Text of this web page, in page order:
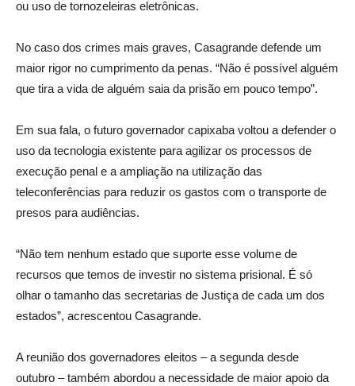
ou uso de tornozeleiras eletrônicas.
No caso dos crimes mais graves, Casagrande defende um
maior rigor no cumprimento da penas. “Não é possível alguém
que tira a vida de alguém saia da prisão em pouco tempo”.
Em sua fala, o futuro governador capixaba voltou a defender o
uso da tecnologia existente para agilizar os processos de
execução penal e a ampliação na utilização das
teleconferências para reduzir os gastos com o transporte de
presos para audiências.
“Não tem nenhum estado que suporte esse volume de
recursos que temos de investir no sistema prisional. É só
olhar o tamanho das secretarias de Justiça de cada um dos
estados”, acrescentou Casagrande.
A reunião dos governadores eleitos – a segunda desde
outubro – também abordou a necessidade de maior apoio da